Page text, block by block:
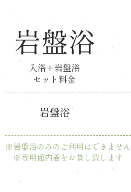
岩盤浴
​入浴＋岩盤浴
セット料金
岩盤浴
※岩盤浴のみのご利用はできません
​※専用館内着をお貸し致します